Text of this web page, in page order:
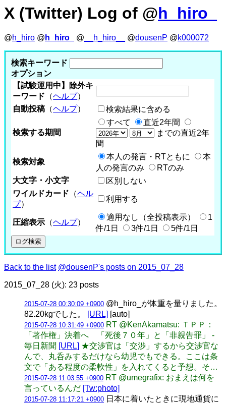
X (Twitter) Log of @h_hiro_
@h_hiro @ h_hiro_ @ __h_hiro__ @dousenP @k000072
検索キーワード
オプション
【試験運用中】除外キ
ーワード （ヘルプ）
自動投稿 （ヘルプ） 検索結果に含める
検索する期間
すべて
直近2年間
までの直近2年
間
検索対象
本人の発言・RTともに
本
人の発言のみ
RTのみ
大文字・小文字
区別しない
ワイルドカード （ヘル
プ）
利用する
圧縮表示 （ヘルプ）
適用なし（全投稿表示）
1
件/1日
3件/1日 5件/1日
Back to the list @dousenP's posts on 2015_07_28
2015_07_28 (火): 23 posts
2015-07-28 00:30:09 +0900 @h_hiro_が体重を量りました。
82.20kgでした。
[URL] [auto]
2015-07-28 10:31:49 +0900 RT @KenAkamatsu: ＴＰＰ：
「著作権」決着へ 「死後７０年」と「非親告罪」 -
毎日新聞 [URL] ★交渉官は「交渉」するから交渉官な
んで、丸呑みするだけなら幼児でもできる。ここは条
文で「ある程度の柔軟性」を入れてくると予想。そ…
2015-07-28 11:03:55 +0900 RT @umegrafix: おまえは何を
言っているんだ [Tw:photo]
2015-07-28 11:17:21 +0900 日本に着いたときに現地通貨に